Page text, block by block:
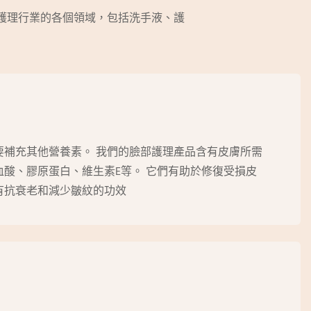
行業的各個領域，包括洗手液、護
充其他營養素。 我們的臉部護理產品含有皮膚所需
、膠原蛋白、維生素E等。 它們有助於修復受損皮
衰老和減少皺紋的功效